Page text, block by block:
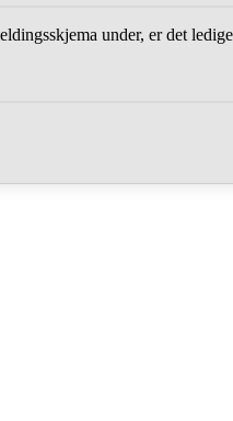
under, er det